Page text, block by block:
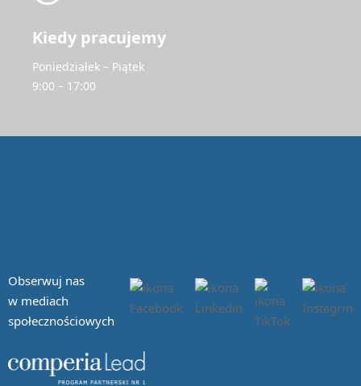
Kiedy pracujemy
Poniedziałek – Piątek
9:00 – 17:00
Obserwuj nas
w mediach
społecznościowych